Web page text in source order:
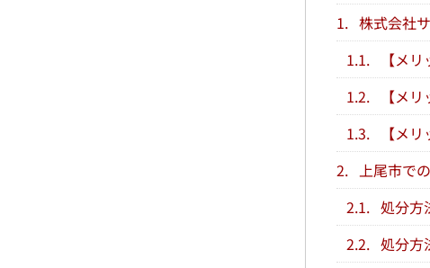
1. 株式会社
1.1.
【メ
1.2.
【メ
1.3.
【メ
2.
上尾市で
2.1. 処分方
2.2. 処分方